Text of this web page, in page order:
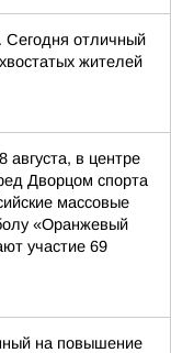
Сегодня отличный
жителей
августа, в центре
Дворцом спорта
массовые
«Оранжевый
участие 69
на повышение